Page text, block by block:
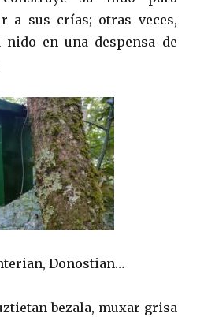
a sus crías; otras veces,
en una despensa de
Donostian…
bezala, muxar grisa